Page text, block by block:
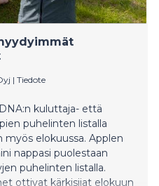
| Tiedote
kuluttaja- että
puhelinten listalla
myös elokuussa. Applen
nappasi puolestaan
puhelinten listalla.
ottivat kärkisijat elokuun